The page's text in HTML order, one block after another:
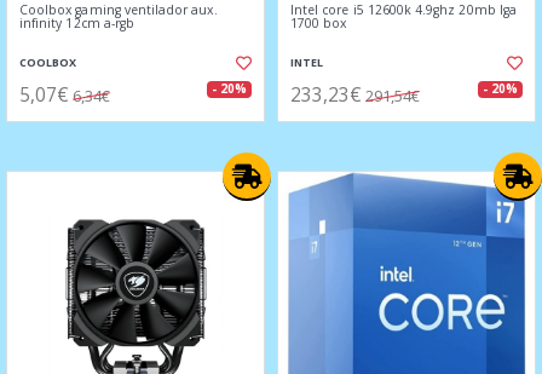
Coolbox gaming ventilador aux.
infinity 12cm a-rgb
COOLBOX
5,07€ 6,34€ - 20%
Intel core i5 12600k 4.9ghz 20mb lga
1700 box
INTEL
233,23€ 291,54€ - 20%